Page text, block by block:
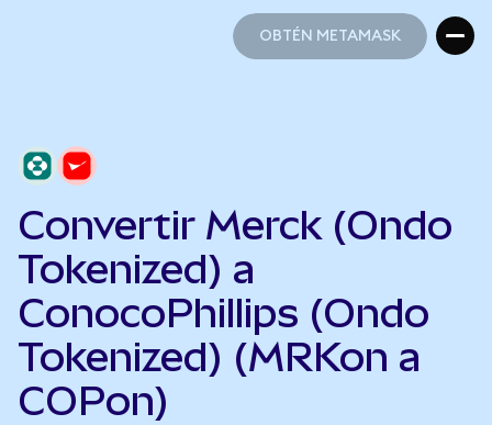
OBTÉN METAMASK
Convertir Merck (Ondo
Tokenized) a
ConocoPhillips (Ondo
Tokenized) (MRKon a
COPon)